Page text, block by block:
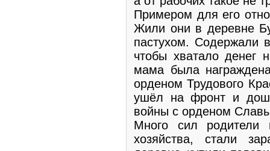
Примером для его
Жили они в деревне
пастухом. Содержали
чтобы хватало денег
мама была
орденом Трудового
ушёл на фронт и
войны с орденом
Много сил родители
хозяйства, стали